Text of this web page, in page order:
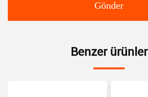
Gönder
Benzer ürünler